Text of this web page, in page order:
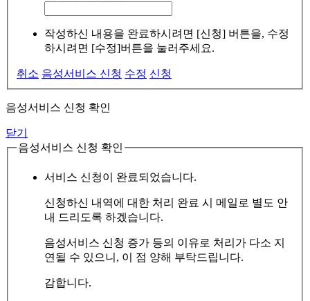
작성하신 내용을 완료하시려면 [신청] 버튼을, 수정
하시려면 [수정]버튼을 눌러주세요.
취소 음성서비스 신청 수정 신청
음성서비스 신청 확인
닫기
음성서비스 신청 확인
서비스 신청이 완료되었습니다.
신청하신 내역에 대한 처리 완료 시 메일로 별도 안
내 드리도록 하겠습니다.
음성서비스 신청 증가 등의 이유로 처리가 다소 지
연될 수 있으니, 이 점 양해 부탁드립니다.
감합니다.